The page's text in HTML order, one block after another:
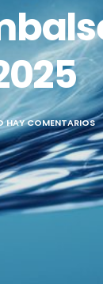
HAY COMENTARIOS